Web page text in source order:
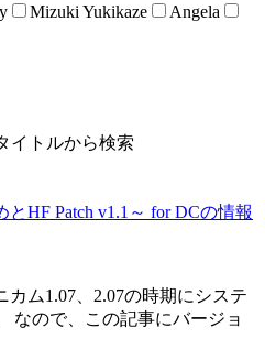
Mizuki Yukikaze Angela
イトルから検索
HF Patch v1.1～ for DCの情報
ム1.07、2.07の時期にシステ
なので、この記事にバージョ